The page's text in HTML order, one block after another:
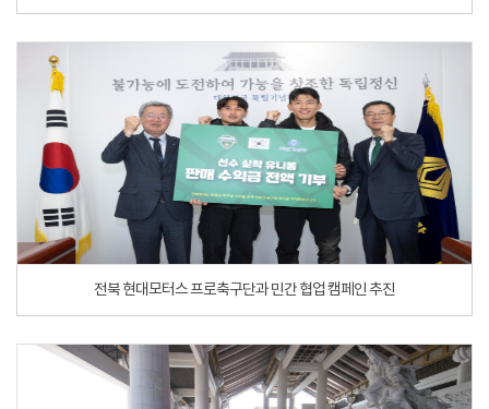
전북 현대모터스 프로축구단과 민간 협업 캠페인 추진